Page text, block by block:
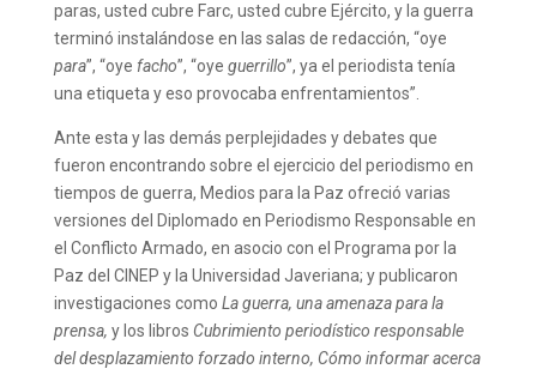
paras, usted cubre Farc, usted cubre Ejército, y la guerra
terminó instalándose en las salas de redacción, “oye
para”, “oye facho”, “oye guerrillo”, ya el periodista tenía
una etiqueta y eso provocaba enfrentamientos”.
Ante esta y las demás perplejidades y debates que
fueron encontrando sobre el ejercicio del periodismo en
tiempos de guerra, Medios para la Paz ofreció varias
versiones del Diplomado en Periodismo Responsable en
el Conflicto Armado, en asocio con el Programa por la
Paz del CINEP y la Universidad Javeriana; y publicaron
investigaciones como La guerra, una amenaza para la
prensa, y los libros Cubrimiento periodístico responsable
del desplazamiento forzado interno, Cómo informar acerca